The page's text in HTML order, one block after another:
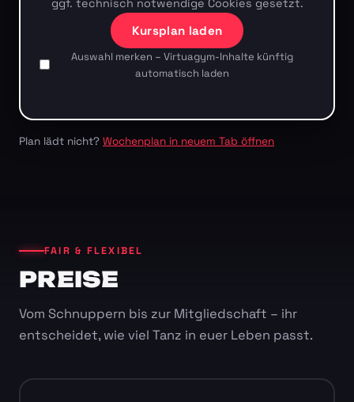
ggf. technisch notwendige Cookies gesetzt.
Kursplan laden
Auswahl merken – Virtuagym-Inhalte künftig
automatisch laden
Plan lädt nicht? Wochenplan in neuem Tab öffnen
FAIR & FLEXIBEL
PREISE
Vom Schnuppern bis zur Mitgliedschaft – ihr
entscheidet, wie viel Tanz in euer Leben passt.